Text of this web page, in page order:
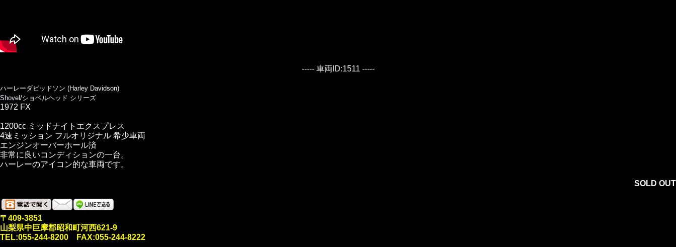
----- 車両ID:1511 -----
ハーレーダビッドソン (Harley Davidson)
Shovel/ショベルヘッド シリーズ
1972 FX
1200cc ミッドナイトエクスプレス
4速ミッション フルオリジナル 希少車両
エンジンオーバーホール済
非常に良いコンディションの一台。
ハーレーのアイコン的な車両です。
SOLD OUT
〒409-3851
山梨県中巨摩郡昭和町河西621-9
TEL:055-244-8200 FAX:055-244-8222